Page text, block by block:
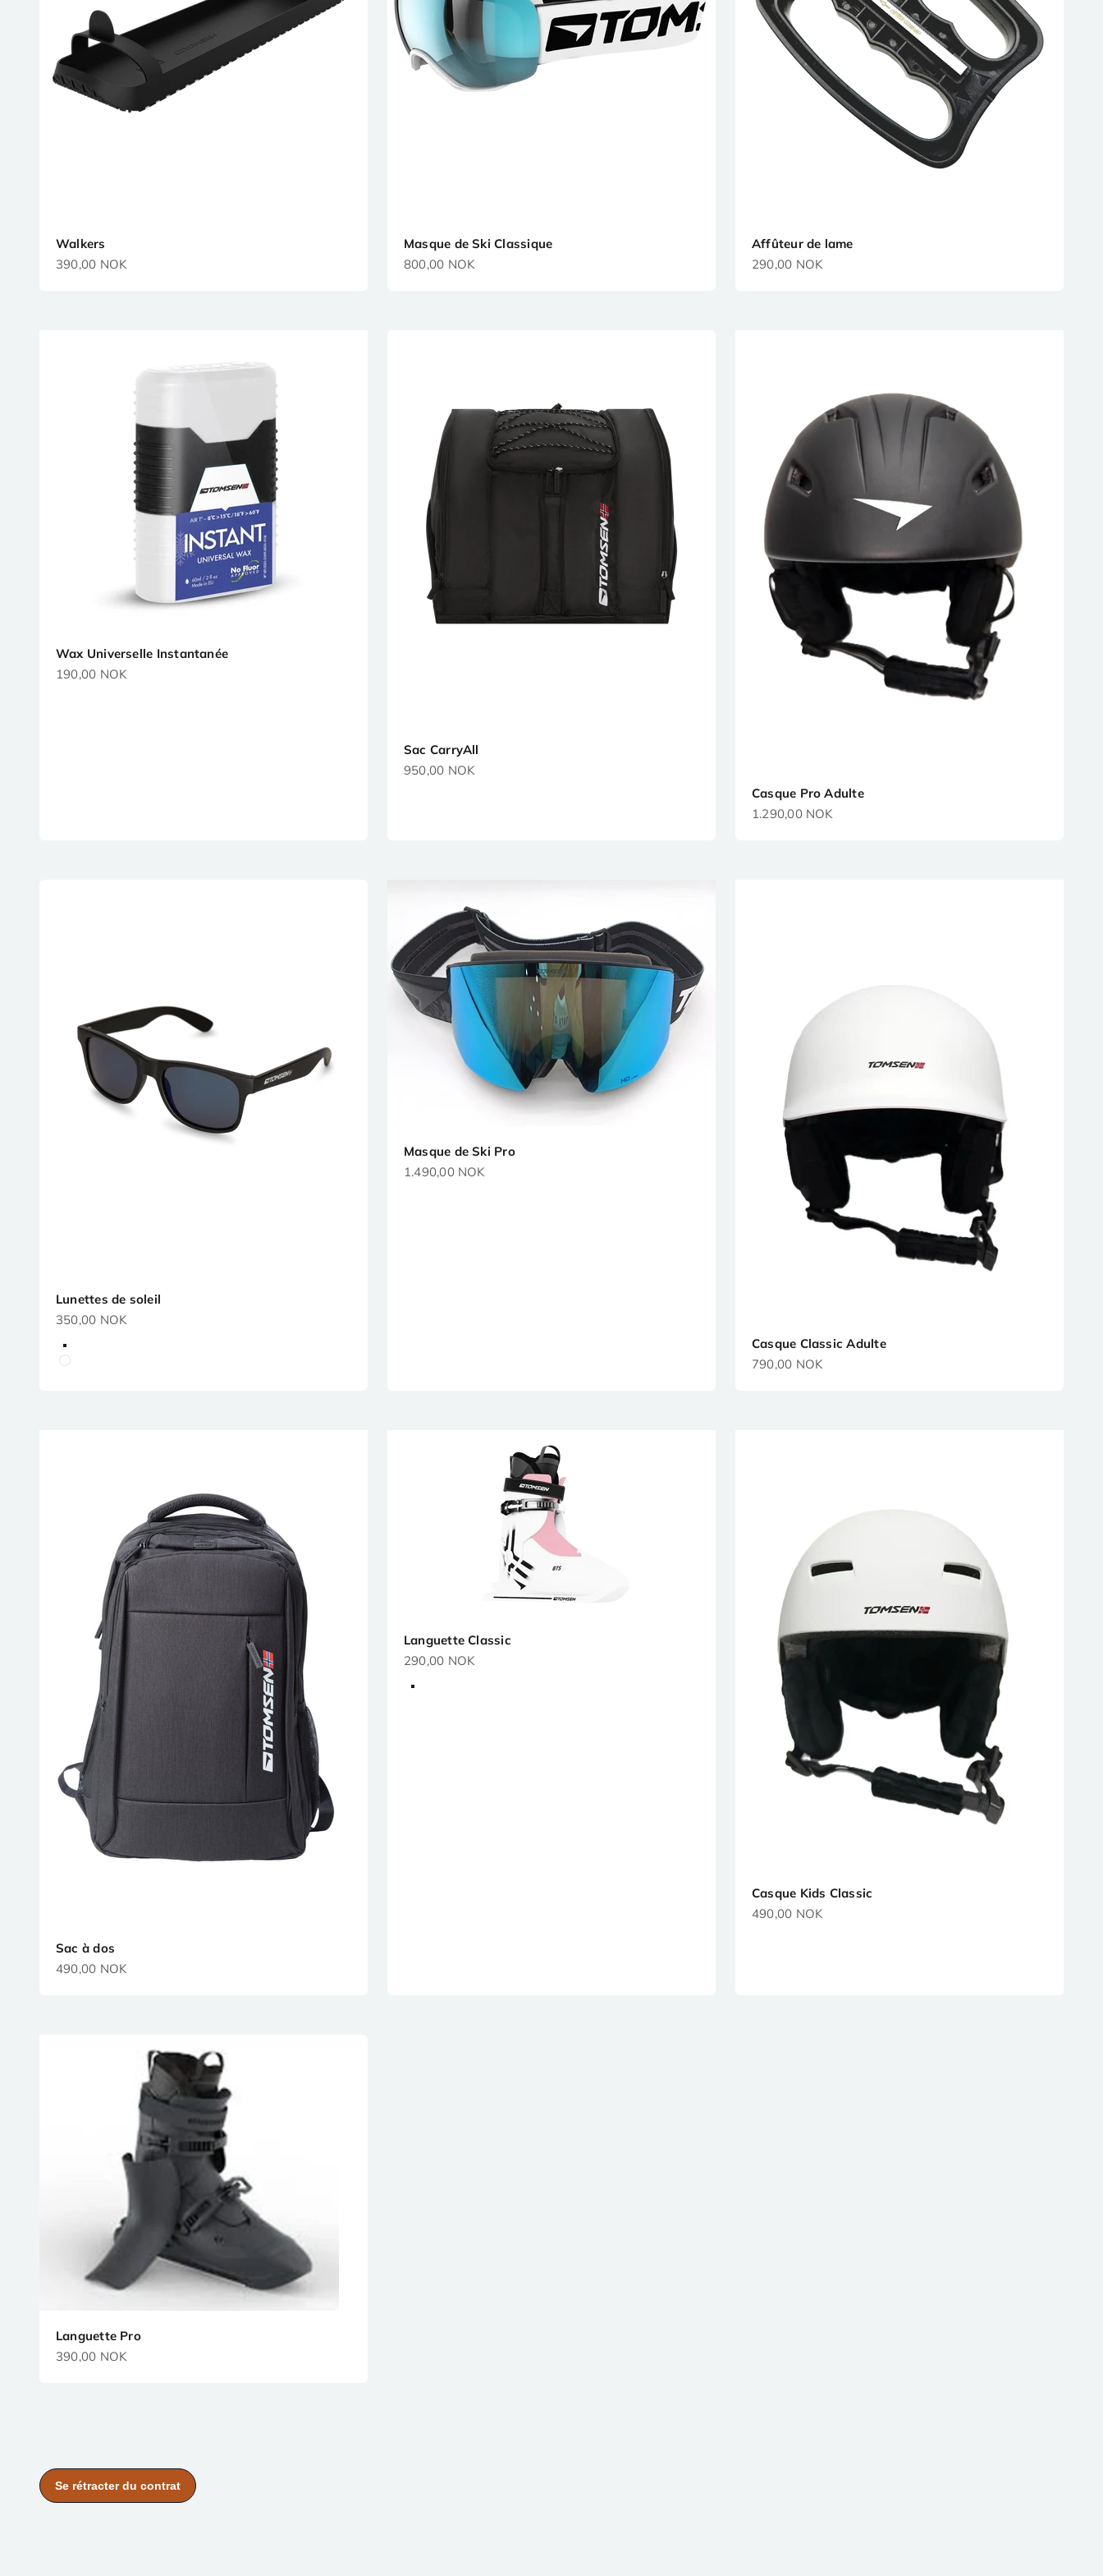
Walkers
Prix de vente
390,00 NOK
Masque de Ski Classique
Prix de vente
800,00 NOK
Affûteur de lame
Prix de vente
290,00 NOK
Wax Universelle Instantanée
Prix de vente
190,00 NOK
Sac CarryAll
Prix de vente
950,00 NOK
Casque Pro Adulte
Prix de vente
1.290,00 NOK
Lunettes de soleil
Prix de vente
350,00 NOK
Noir
Blanc
Masque de Ski Pro
Prix de vente
1.490,00 NOK
Casque Classic Adulte
Prix de vente
790,00 NOK
Sac à dos
Prix de vente
490,00 NOK
Languette Classic
Prix de vente
290,00 NOK
Casque Kids Classic
Prix de vente
490,00 NOK
Languette Pro
Prix de vente
390,00 NOK